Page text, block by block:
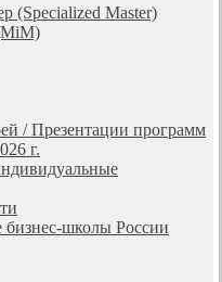
(Specialized Master)
/ Презентации программ
г.
школы России